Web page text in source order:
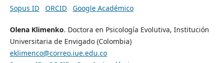
Sopus ID
ORCID Google Académico
Olena Klimenko. Doctora en Psicología Evolutiva, Institución
Universitaria de Envigado (Colombia)
eklimenco@correo.iue.edu.co